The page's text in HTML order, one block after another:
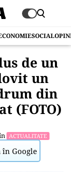
SOCIAL
de un
un
din
(FOTO)
ACTUALITATE
în Google